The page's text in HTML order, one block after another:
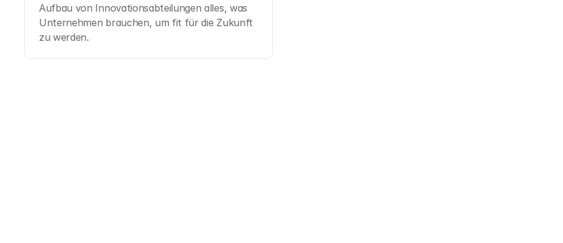
Aufbau von Innovationsabteilungen alles, was
Unternehmen brauchen, um fit für die Zukunft
zu werden.